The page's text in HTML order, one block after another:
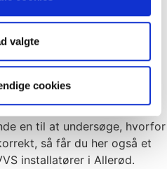
valgte
cookies
døgnvagt. Kontakt en af
få udskifte en
en til at undersøge, hvorfor
så får du her også et
installatører i Allerød.